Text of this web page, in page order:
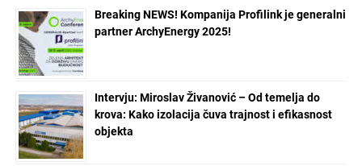
Breaking NEWS! Kompanija Profilink je generalni
partner ArchyEnergy 2025!
Intervju: Miroslav Živanović – Od temelja do
krova: Kako izolacija čuva trajnost i efikasnost
objekta